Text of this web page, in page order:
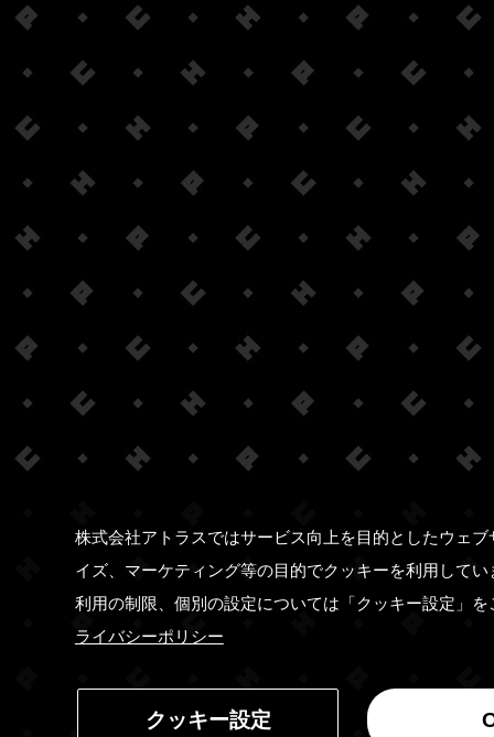
株式会社アトラスではサービス向上を目的としたウェ
イズ、マーケティング等の目的でクッキーを利用して
利用の制限、個別の設定については「クッキー設定」
ライバシーポリシー
クッキー設定